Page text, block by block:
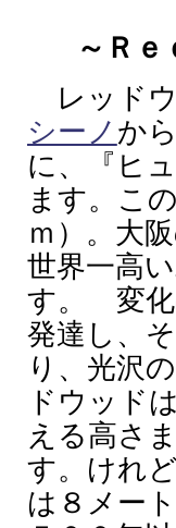
～Ｒ
レッドウ
シーノ か
に、『ヒ
ます。こ
ｍ）。大
世界一高
す。 変化
発達し、
り、光沢
ドウッド
える高さ
す。けれ
は８メー